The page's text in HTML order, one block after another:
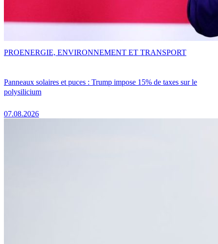
Panneaux solaires et puces : Trump impose 15% de taxes sur le
polysilicium
07.08.2026
PROENERGIE, ENVIRONNEMENT ET TRANSPORT